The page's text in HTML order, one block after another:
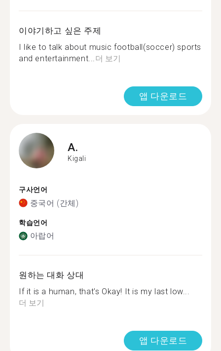
이야기하고 싶은 주제
I like to talk about music football(soccer) sports
and entertainment...더 보기
앱 다운로드
A.
Kigali
구사언어
중국어 (간체)
학습언어
아랍어
원하는 대화 상대
If it is a human, that's Okay! It is my last low...
더 보기
앱 다운로드